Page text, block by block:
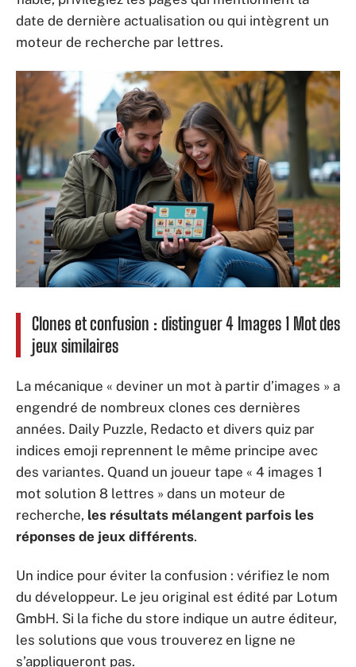
date de dernière actualisation ou qui intègrent un
moteur de recherche par lettres.
Clones et confusion : distinguer 4 Images 1 Mot des
jeux similaires
La mécanique « deviner un mot à partir d’images » a
engendré de nombreux clones ces dernières
années. Daily Puzzle, Redacto et divers quiz par
indices emoji reprennent le même principe avec
des variantes. Quand un joueur tape « 4 images 1
mot solution 8 lettres » dans un moteur de
recherche, les résultats mélangent parfois les
réponses de jeux différents.
Un indice pour éviter la confusion : vérifiez le nom
du développeur. Le jeu original est édité par Lotum
GmbH. Si la fiche du store indique un autre éditeur,
les solutions que vous trouverez en ligne ne
s’appliqueront pas.